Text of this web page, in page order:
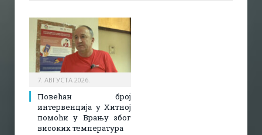
7. АВГУСТА 2026.
Повећан број
интервенција у Хитној
помоћи у Врању због
високих температура